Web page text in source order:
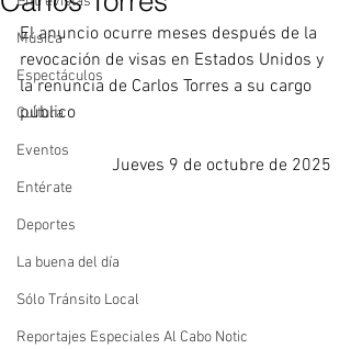
Música
Espectáculos
Cultura
Eventos
Entérate
Deportes
La buena del día
Sólo Tránsito Local
Reportajes Especiales Al Cabo Notic
El anuncio ocurre meses después de la
revocación de visas en Estados Unidos y
la renuncia de Carlos Torres a su cargo
público
Jueves 9 de octubre de 2025